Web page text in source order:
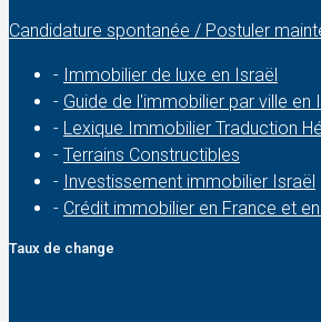
Candidature spontanée / Postuler
- Immobilier de luxe en Israël
- Guide de l'immobilier par ville en
- Lexique Immobilier Traduction
- Terrains Constructibles
- Investissement immobilier Israël
- Crédit immobilier en France et
Taux de change